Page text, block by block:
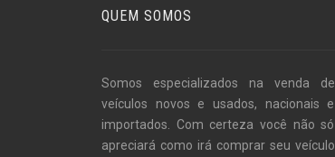
QUEM SOMOS
Somos especializados na venda de
veículos novos e usados, nacionais e
importados. Com certeza você não só
apreciará como irá comprar seu veículo